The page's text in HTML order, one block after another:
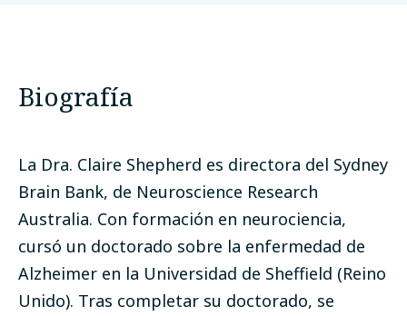
Biografía
La Dra. Claire Shepherd es directora del Sydney
Brain Bank, de Neuroscience Research
Australia. Con formación en neurociencia,
cursó un doctorado sobre la enfermedad de
Alzheimer en la Universidad de Sheffield (Reino
Unido). Tras completar su doctorado, se